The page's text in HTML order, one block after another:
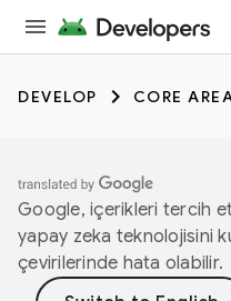
DEVELOP CORE
Google, içerikleri tercih
yapay zeka teknolojisini
çevirilerinde hata olabilir.